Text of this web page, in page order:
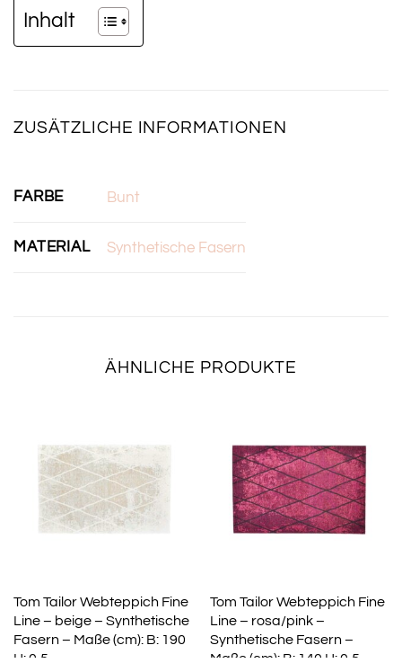
Inhalt
ZUSÄTZLICHE INFORMATIONEN
FARBE Bunt
MATERIAL Synthetische Fasern
ÄHNLICHE PRODUKTE
Tom Tailor Webteppich Fine
Line – beige – Synthetische
Fasern – Maße (cm): B: 190
H: 0,5
Tom Tailor Webteppich Fine
Line – rosa/pink –
Synthetische Fasern –
Maße (cm): B: 140 H: 0,5